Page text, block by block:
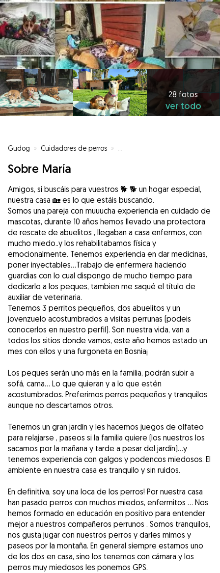
28 fotos
ver todo
Gudog » Cuidadores de perros »
Sobre María
Amigos, si buscáis para vuestros 🐕 🐕 un hogar especial,
nuestra casa 🏡 es lo que estáis buscando.
Somos una pareja con muuucha experiencia en cuidado de
mascotas, durante 10 años hemos llevado una protectora
de rescate de abuelitos , llegaban a casa enfermos, con
mucho miedo..y los rehabilitabamos física y
emocionalmente. Tenemos experiencia en dar medicinas,
poner inyectables...Trabajo de enfermera haciendo
guardias con lo cual dispongo de mucho tiempo para
dedicarlo a los peques, tambien me saqué el título de
auxiliar de veterinaria.
Tenemos 3 perritos pequeños, dos abuelitos y un
jovenzuelo acostumbrados a visitas perrunas (podeis
conocerlos en nuestro perfil). Son nuestra vida, van a
todos los sitios donde vamos, este año hemos estado un
mes con ellos y una furgoneta en Bosnia¡
Los peques serán uno más en la familia, podrán subir a
sofá, cama... Lo que quieran y a lo que estén
acostumbrados. Preferimos perros pequeños y tranquilos
aunque no descartamos otros.
Tenemos un gran jardín y les hacemos juegos de olfateo
para relajarse , paseos si la familia quiere (los nuestros los
sacamos por la mañana y tarde a pesar del jardín)...y
tenemos experiencia con galgos y podencos miedosos. El
ambiente en nuestra casa es tranquilo y sin ruidos.
En definitiva, soy una loca de los perros! Por nuestra casa
han pasado perros con muchos miedos, enfermitos ... Nos
hemos formado en educación en positivo para entender
mejor a nuestros compañeros perrunos . Somos tranquilos,
nos gusta jugar con nuestros perros y darles mimos y
paseos por la montaña. En general siempre estamos uno
de los dos en casa, sino los tenemos con cámara y los
perros muy miedosos les ponemos GPS.